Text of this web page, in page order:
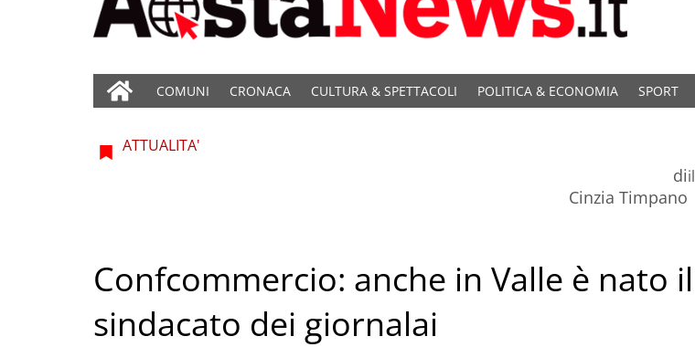
COMUNI CRONACA CULTURA & SPETTACOLI POLITICA & ECONOMIA SPORT
ATTUALITA'
di
Cinzia Timpano
il
Confcommercio: anche in Valle è nato il
sindacato dei giornalai